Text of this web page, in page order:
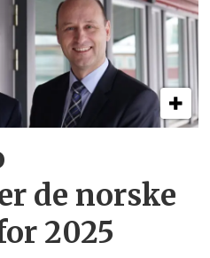
de norske
2025